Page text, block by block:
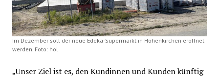
Im Dezember soll der neue Edeka-Supermarkt in Hohenkirchen eröffnet
werden. Foto: hol
„Unser Ziel ist es, den Kundinnen und Kunden künftig